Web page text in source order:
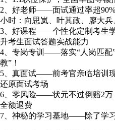
2、好老师——面试通过率超
小时：向思岚、叶其政、廖大兵
3、好课程——个性化定制考生
升考生面试答题实战能力
4、专岗专训——落实“人岗匹配
教”！
5、真面试——前考官亲临培训
还原面试考场
6、零风险——状元不过倒赔2万
全额退费
7、神秘的学习基地——除了学